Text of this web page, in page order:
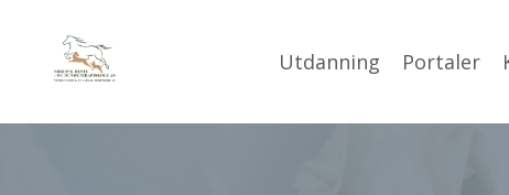
Utdanning Portaler